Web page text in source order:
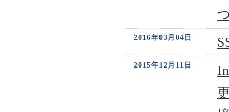
2016年03月04日
2015年12月11日